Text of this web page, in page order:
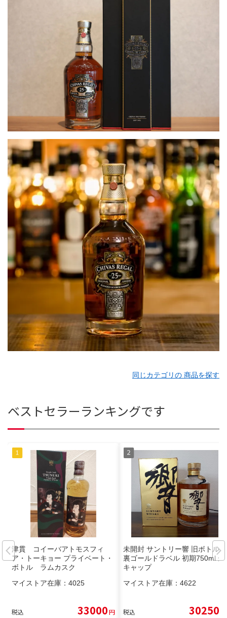
同じカテゴリの 商品を探す
ベストセラーランキングです
津貫 コイーバアトモスフィ
ア・トーキョー プライベート・
ボトル ラムカスク
マイストア在庫： 4025
税込 33000円
未開封 サントリー響 旧ボトル
裏ゴールドラベル 初期750ml 金
キャップ
マイストア在庫： 4622
税込 30250